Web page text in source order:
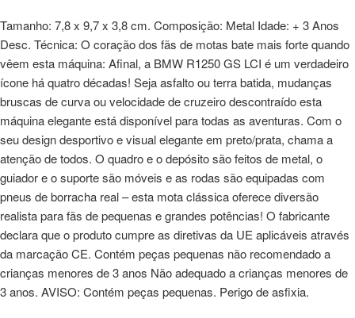
Tamanho: 7,8 x 9,7 x 3,8 cm. Composição: Metal Idade: + 3 Anos
Desc. Técnica: O coração dos fãs de motas bate mais forte quando
vêem esta máquina: Afinal, a BMW R1250 GS LCI é um verdadeiro
ícone há quatro décadas! Seja asfalto ou terra batida, mudanças
bruscas de curva ou velocidade de cruzeiro descontraído esta
máquina elegante está disponível para todas as aventuras. Com o
seu design desportivo e visual elegante em preto/prata, chama a
atenção de todos. O quadro e o depósito são feitos de metal, o
guiador e o suporte são móveis e as rodas são equipadas com
pneus de borracha real – esta mota clássica oferece diversão
realista para fãs de pequenas e grandes potências! O fabricante
declara que o produto cumpre as diretivas da UE aplicáveis através
da marcação CE. Contém peças pequenas não recomendado a
crianças menores de 3 anos Não adequado a crianças menores de
3 anos. AVISO: Contém peças pequenas. Perigo de asfixia.